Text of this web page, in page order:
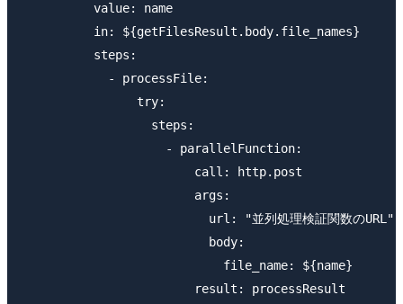
          value: name
          in: ${getFilesResult.body.file_names}
          steps:
            - processFile:
                try:
                  steps:
                    - parallelFunction:
                        call: http.post
                        args:
                          url: "並列処理検証関数のURL"
                          body:
                            file_name: ${name}
                        result: processResult